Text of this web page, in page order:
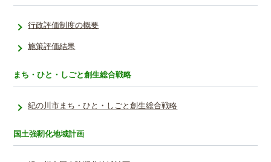
行政評価制度の概要
施策評価結果
まち・ひと・しごと創生総合戦略
紀の川市まち・ひと・しごと創生総合戦略
国土強靭化地域計画